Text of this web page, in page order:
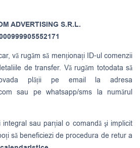
ADVERTISING S.R.L.
vă rugăm să menționați ID-ul comenzii
de transfer. Vă rugăm totodata să
plății pe email la adresa
sau pe whatsapp/sms la numărul
integral sau parțial o comandă şi implicit
să beneficiezi de procedura de retur a